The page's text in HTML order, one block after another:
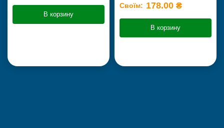
В корзину
Своїм: 178.00 ₴
В корзину